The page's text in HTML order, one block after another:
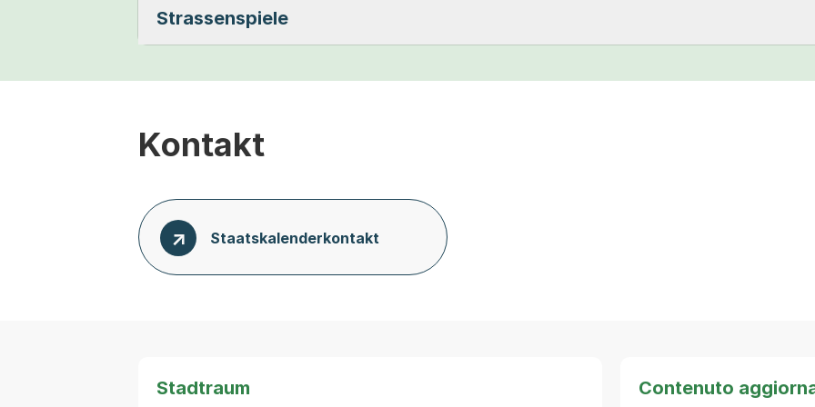
Strassenspiele
Kontakt
Staatskalenderkontakt
Stadtraum Contenuto